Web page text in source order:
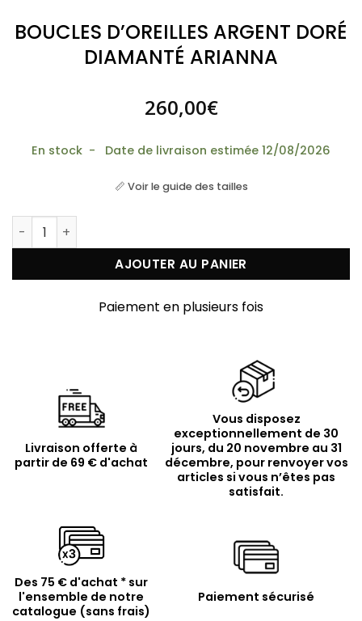
BOUCLES D’OREILLES ARGENT DORÉ
DIAMANTÉ ARIANNA
260,00€
En stock - Date de livraison estimée 12/08/2026
📏 Voir le guide des tailles
quantité de Boucles d'oreilles argent doré diamanté
AJOUTER AU PANIER
Paiement en plusieurs fois
Livraison offerte à
partir de 69 € d'achat
Vous disposez
exceptionnellement de 30
jours, du 20 novembre au 31
décembre, pour renvoyer vos
articles si vous n’êtes pas
satisfait.
Des 75 € d'achat * sur
l'ensemble de notre
catalogue (sans frais)
Paiement sécurisé